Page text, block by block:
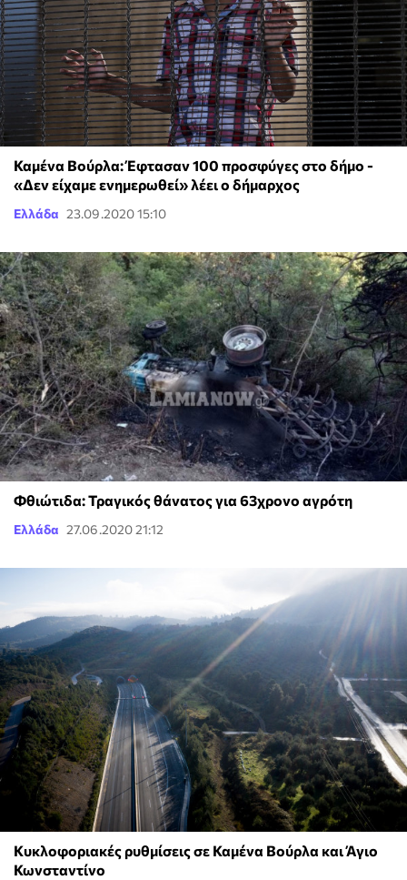
Καμένα Βούρλα: Έφτασαν 100 προσφύγες στο δήμο -
«Δεν είχαμε ενημερωθεί» λέει ο δήμαρχος
Ελλάδα 23.09.2020 15:10
Φθιώτιδα: Τραγικός θάνατος για 63χρονο αγρότη
Ελλάδα 27.06.2020 21:12
Κυκλοφοριακές ρυθμίσεις σε Καμένα Βούρλα και Άγιο
Κωνσταντίνο